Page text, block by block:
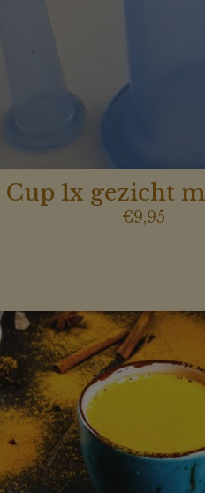
Cup 1x gezicht
€9,95